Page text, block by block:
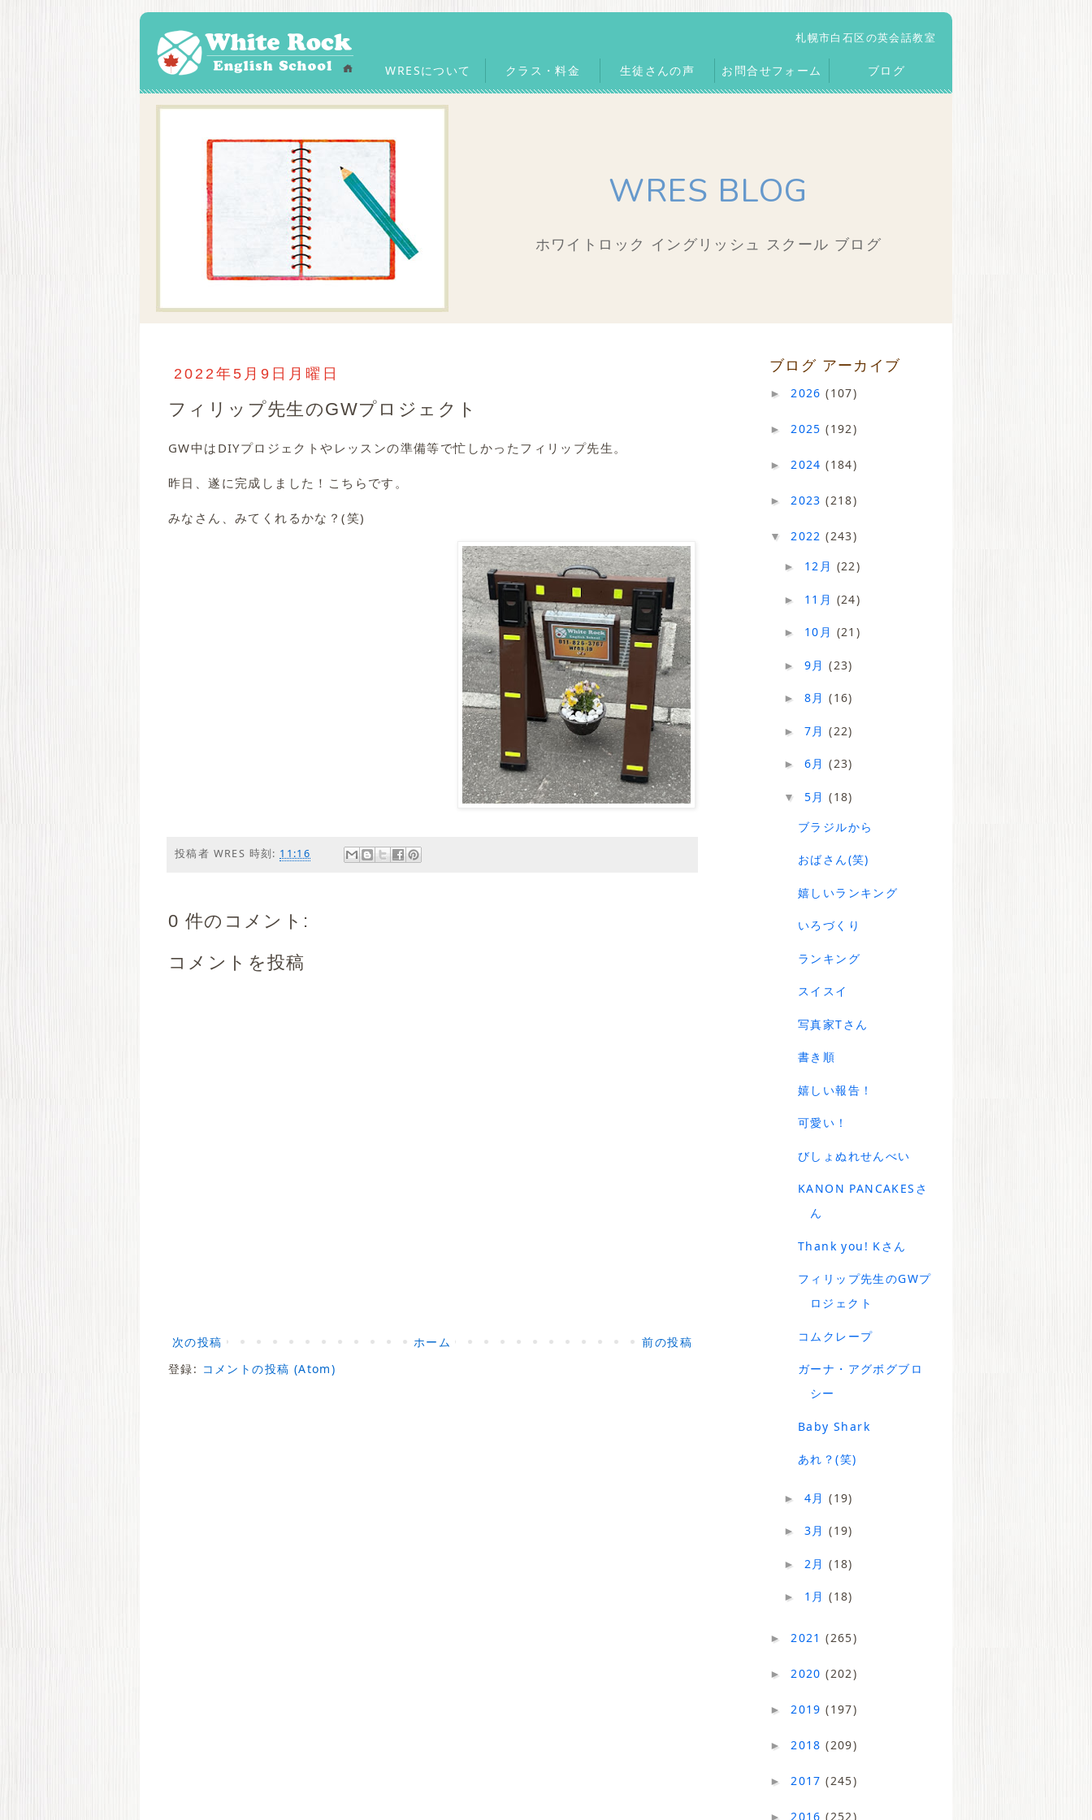
札幌市白石区の英会話教室
WRESについて クラス・料金 生徒さんの声 お問合せフォーム ブログ
WRES BLOG
ホワイトロック イングリッシュ スクール ブログ
2022年5月9日月曜日
フィリップ先生のGWプロジェクト
GW中はDIYプロジェクトやレッスンの準備等で忙しかったフィリップ先生。
昨日、遂に完成しました！こちらです。
みなさん、みてくれるかな？(笑)
投稿者 WRES 時刻: 11:16
0 件のコメント:
コメントを投稿
次の投稿 前の投稿
ホーム
登録: コメントの投稿 (Atom)
ブログ アーカイブ
► 2026(107)
► 2025(192)
► 2024(184)
► 2023(218)
▼ 2022(243)
► 12月 (22)
► 11月 (24)
► 10月 (21)
► 9月(23)
► 8月(16)
► 7月(22)
► 6月(23)
▼ 5月(18)
ブラジルから
おばさん(笑)
嬉しいランキング
いろづくり
ランキング
スイスイ
写真家Tさん
書き順
嬉しい報告！
可愛い！
びしょぬれせんべい
KANON PANCAKESさ
ん
Thank you! Kさん
フィリップ先生のGWプ
ロジェクト
コムクレープ
ガーナ・アグボグブロ
シー
Baby Shark
あれ？(笑)
► 4月(19)
► 3月(19)
► 2月(18)
► 1月(18)
► 2021(265)
► 2020(202)
► 2019(197)
► 2018(209)
► 2017(245)
► 2016(252)